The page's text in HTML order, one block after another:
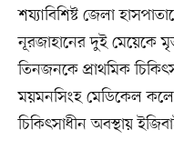
শয্যাবিশিষ্ট জেলা
নূরজাহানের দুই মেয়েকে
তিনজনকে প্রাথমিক
ময়মনসিংহ মেডিকেল
চিকিৎসাধীন অবস্থায়